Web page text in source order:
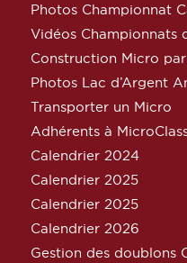
Photos Championnat
Vidéos Championnats
Construction Micro
Photos Lac d’Argent
Transporter un Micro
Adhérents à
Calendrier 2024
Calendrier 2025
Calendrier 2025
Calendrier 2026
Gestion des doublons